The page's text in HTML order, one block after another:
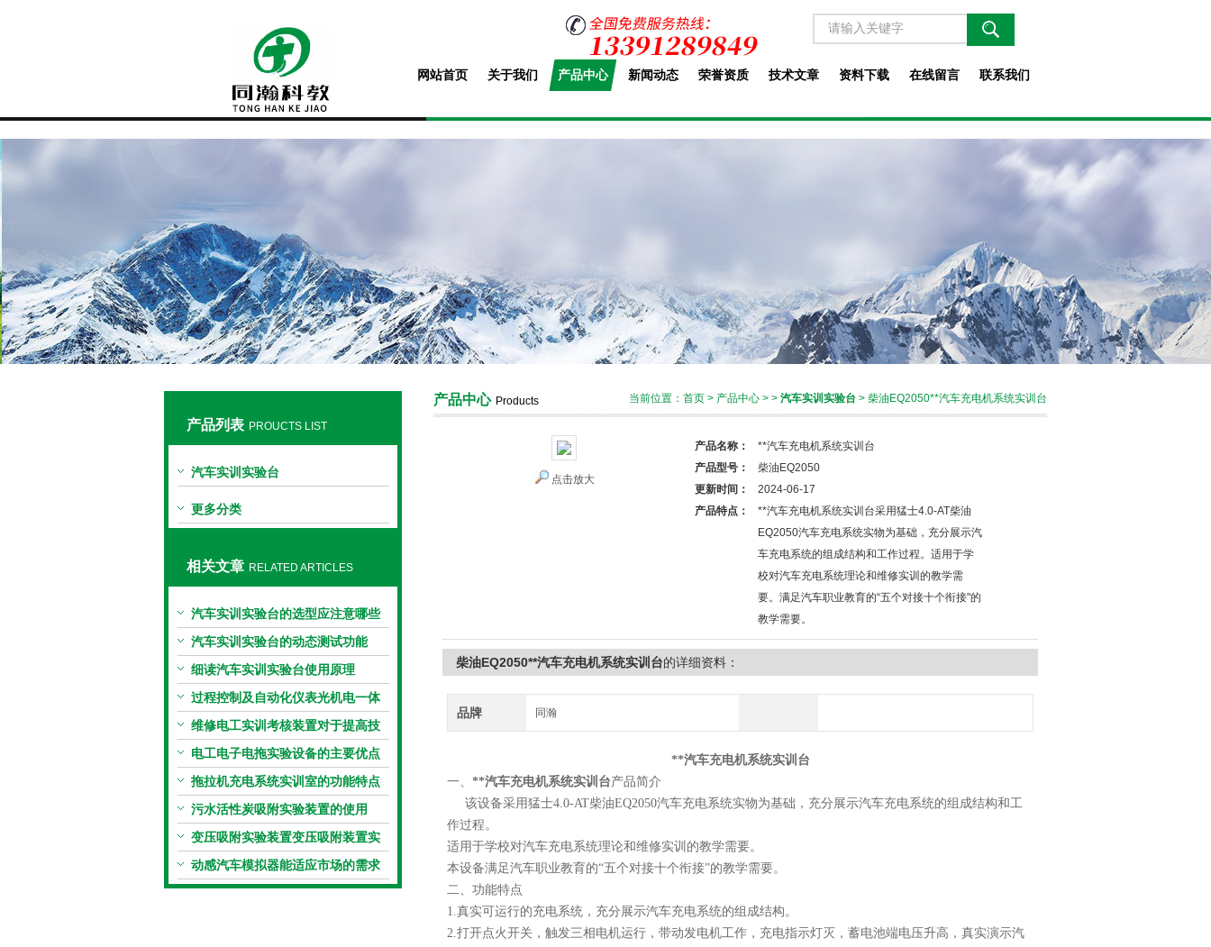
网站首页 关于我们 产品中心 新闻动态 荣誉资质 技术文章 资料下载 在线留言 联系我们
产品列表 PROUCTS LIST
汽车实训实验台
更多分类
相关文章 RELATED ARTICLES
汽车实训实验台的选型应注意哪些
因素？
汽车实训实验台的动态测试功能
细读汽车实训实验台使用原理
过程控制及自动化仪表光机电一体
化实训
维修电工实训考核装置对于提高技
能水平有着重要意义
电工电子电拖实验设备的主要优点
及安全保护体系
拖拉机充电系统实训室的功能特点
污水活性炭吸附实验装置的使用
变压吸附实验装置变压吸附装置实
验目的
动感汽车模拟器能适应市场的需求
产品中心 Products 当前位置： 首页 > 产品中心 > > 汽车实训实验台 > 柴油EQ2050**汽车充电机系统实训台
点击放大
产品名称：
**汽车充电机系统实训台
产品型号：
柴油EQ2050
更新时间：
2024-06-17
产品特点：
**汽车充电机系统实训台采用猛士4.0-AT柴油
EQ2050汽车充电系统实物为基础，充分展示汽
车充电系统的组成结构和工作过程。适用于学
校对汽车充电系统理论和维修实训的教学需
要。满足汽车职业教育的“五个对接十个衔接"的
教学需要。
柴油EQ2050**汽车充电机系统实训台的详细资料：
品牌 同瀚
**汽车充电机系统实训台
一、 **汽车充电机系统实训台产品简介
该设备采用猛士4.0-AT柴油EQ2050汽车充电系统实物为基础，充分展示汽车充电系统的组成结构和工
作过程。
适用于学校对汽车充电系统理论和维修实训的教学需要。
本设备满足汽车职业教育的“五个对接十个衔接”的教学需要。
二、 功能特点
1.真实可运行的充电系统，充分展示汽车充电系统的组成结构。
2.打开点火开关，触发三相电机运行，带动发电机工作，充电指示灯灭，蓄电池端电压升高，真实演示汽